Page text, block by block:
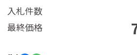
入札件数
最終価格